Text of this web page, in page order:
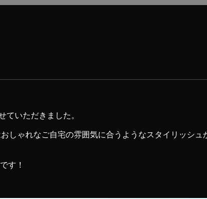
ていただきました。
しゃれなご自宅の雰囲気に合うようなスタイリッシュ
す！